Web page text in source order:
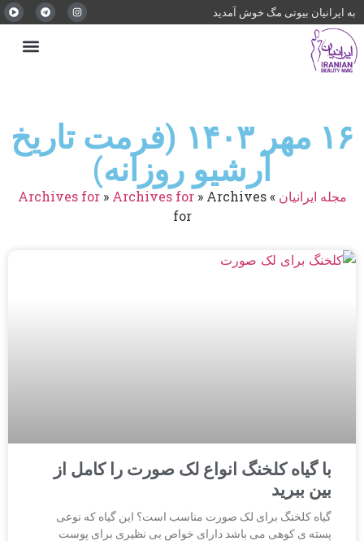
به ایرانیان بیوتی مگ خوش آمدید
۱۶ مهر ۱۴۰۳ (فرمت تاریخ
آرشیو روزانه)
مجله ایرانیان »
Archives for» Archives for» Archives
for
با گیاه کلخنگ انواع لک صورت را کامل از
بین ببرید
گیاه کلخنگ برای لک صورت مناسب است؟ این گیاه که نوعی
پسته ی کوهی می باشد دارای خواص بی نظیری برای پوست